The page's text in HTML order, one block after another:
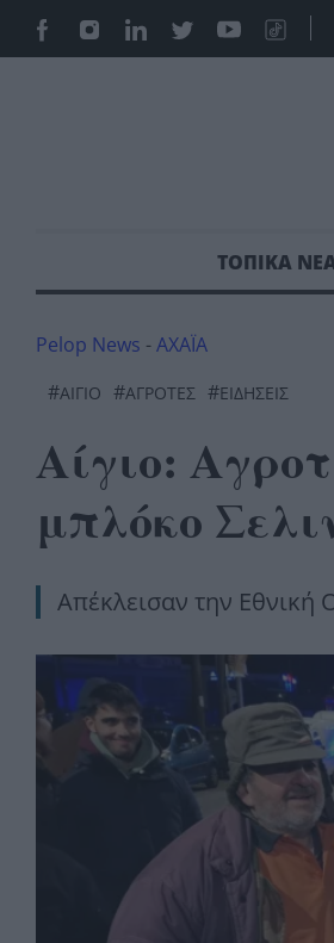
ΤΟΠΙΚΑ
Pelop News -ΑΧΑΪΑ
#ΑΊΓΙΟ #ΑΓΡΌΤΕΣ #ΕΙΔΗΣΕΙΣ
Αίγιο:
μπλόκο
Απέκλεισαν την Εθνική